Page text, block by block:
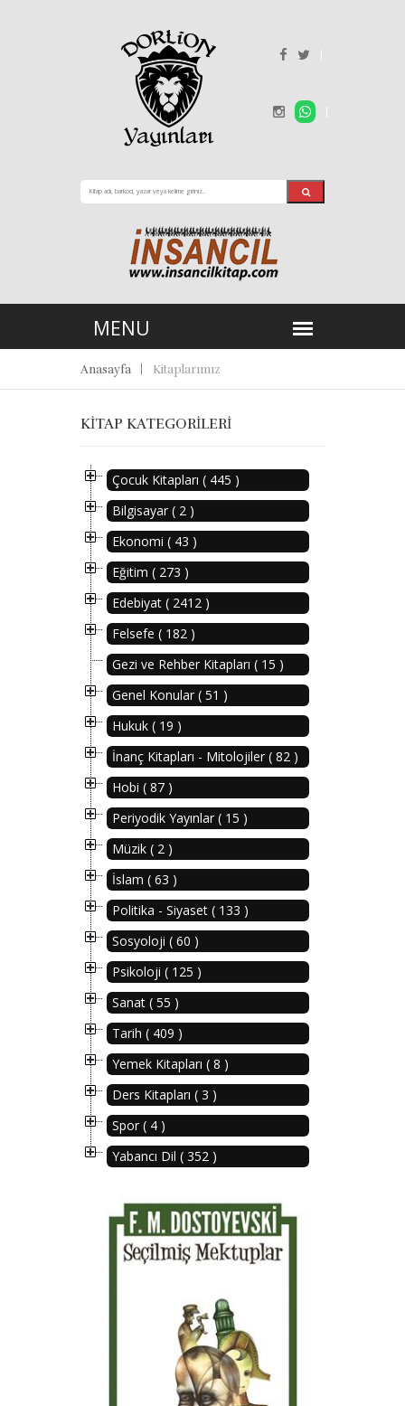
Anasayfa Kitaplarımız
KITAP KATEGORILERI
Çocuk Kitapları ( 445 )
Bilgisayar ( 2 )
Ekonomi ( 43 )
Eğitim ( 273 )
Edebiyat ( 2412 )
Felsefe ( 182 )
Gezi ve Rehber Kitapları ( 15 )
Genel Konular ( 51 )
Hukuk ( 19 )
İnanç Kitapları - Mitolojiler ( 82 )
Hobi ( 87 )
Periyodik Yayınlar ( 15 )
Müzik ( 2 )
İslam ( 63 )
Politika - Siyaset ( 133 )
Sosyoloji ( 60 )
Psikoloji ( 125 )
Sanat ( 55 )
Tarih ( 409 )
Yemek Kitapları ( 8 )
Ders Kitapları ( 3 )
Spor ( 4 )
Yabancı Dil ( 352 )